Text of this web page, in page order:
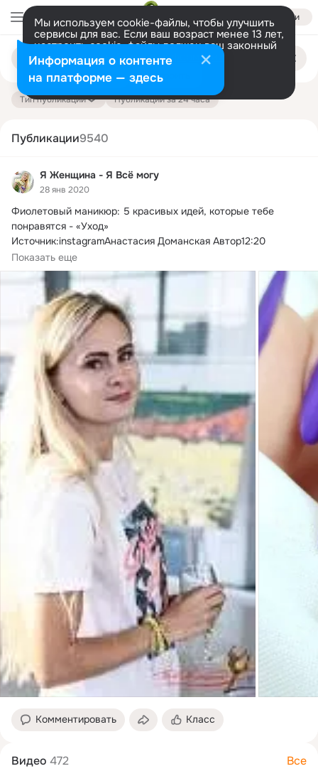
Войти
Мы используем cookie-файлы, чтобы улучшить
сервисы для вас. Если ваш возраст менее 13 лет,
настроить cookie-файлы должен ваш законный
представитель. Больше информации
Разрешить все Настроить
Поиск
публикациям
Тип публикации Публикации за 24 часа
Публикации9540
Я Женщина - Я Всё могу
28 янв 2020
Фиолетовый маникюр: 5 красивых идей, которые тебе
понравятся - «Уход»
Источник:instagramАнастасия Доманская Автор12:20
18.01.2020-->Яркий...
Показать еще
Комментировать Класс
Видео 472 Все
Информация о контенте
на платформе — здесь